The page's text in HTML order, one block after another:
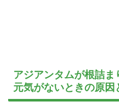
アジアンタムが根詰ま
元気がないときの原因